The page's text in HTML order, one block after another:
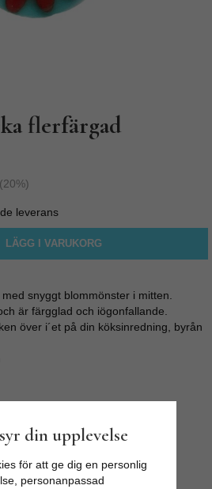
flerfärgad
(20%)
leverans
LÄGG I VARUKORG
snyggt blommönster i mitten.
är färgglad och iögonfallande.
över i´et på din köksinredning, byrån
din upplevelse
för att ge dig en personlig
personanpassad